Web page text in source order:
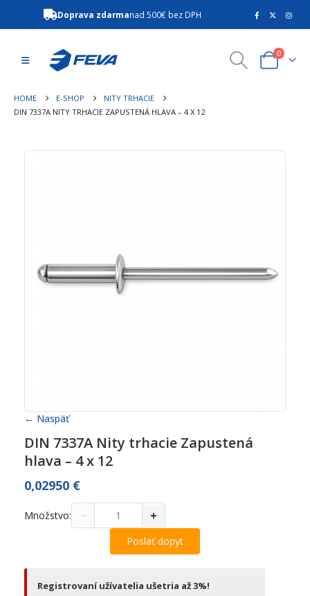
Doprava zdarmanad 500€ bez DPH
0
HOME E-SHOP
NITY TRHACIE
DIN 7337A NITY TRHACIE ZAPUSTENÁ HLAVA – 4 X 12
← Naspäť
DIN 7337A Nity trhacie Zapustená
hlava – 4 x 12
0,02950 €
Množstvo: − +
Poslať dopyt
Registrovaní užívatelia ušetria až 3%!